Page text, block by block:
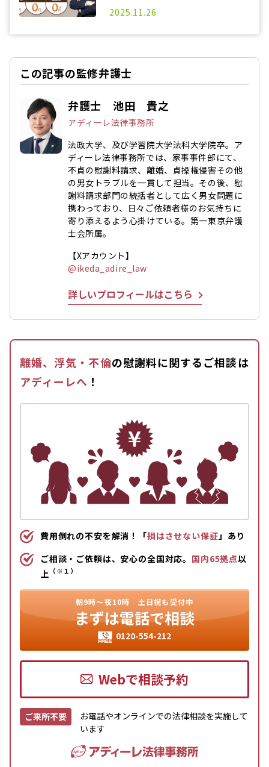
2025.03.25
2025.11.26
この記事の監修弁護士
弁護士 池田 貴之
アディーレ法律事務所
法政大学、及び学習院大学法科大学院卒。ア
ディーレ法律事務所では、家事事件部にて、
不貞の慰謝料請求、離婚、貞操権侵害その他
の男女トラブルを一貫して担当。その後、慰
謝料請求部門の統括者として広く男女問題に
携わっており、日々ご依頼者様のお気持ちに
寄り添えるよう心掛けている。第一東京弁護
士会所属。
【Xアカウント】
@ikeda_adire_law
詳しいプロフィールはこちら
離婚、浮気・不倫の慰謝料に関するご相談は
アディーレへ ！
費用倒れの不安を解消！「損はさせない保証」あり
ご相談・ご依頼は、安心の全国対応。 国内65拠点以
上 （※１）
朝9時〜夜10時 土日祝も受付中
まずは電話で相談
0120-554-212
Webで相談予約
ご来所不要
お電話やオンラインでの法律相談を実施して
います